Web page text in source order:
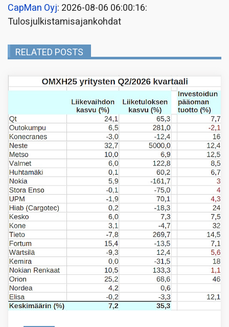
CapMan Oyj: 2026-08-06 06:00:16:
Tulosjulkistamisajankohdat
RELATED POSTS